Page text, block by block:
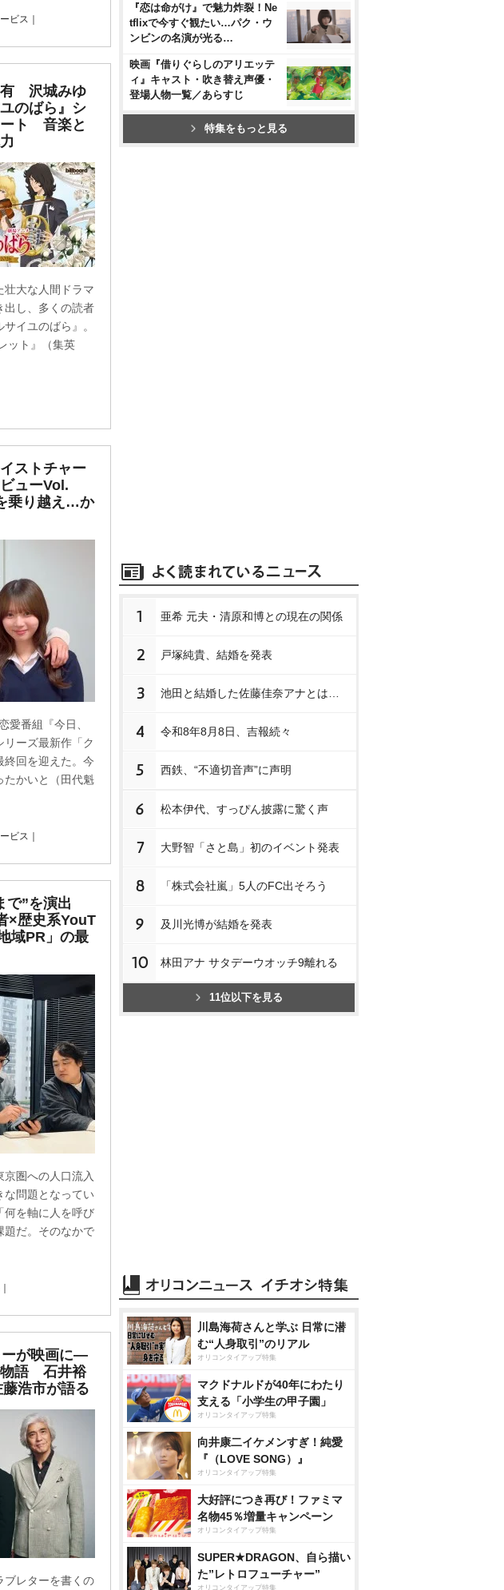
ビス｜
有 沢城みゆ
のばら』シ
ート 音楽と
壮大な人間ドラマ
出し、多くの読者
イユのばら』。
ット』（集英
ストチャー
ューVol.
乗り越え…か
愛番組『今日、
ーズ最新作「ク
終回を迎えた。今
たかいと（田代魁
ビス｜
で”を演出
×歴史系YouT
域PR」の最
圏への人口流入
な問題となってい
何を軸に人を呼び
題だ。そのなかで
ーが映画に―
物語 石井裕
浩市が語る
ブレターを書くの
『恋は命がけ』で魅力炸裂！Ne
tflixで今すぐ観たい…パク・ウ
ンビンの名演が光る…
映画『借りぐらしのアリエッテ
ィ』キャスト・吹き替え声優・
登場人物一覧／あらすじ
特集をもっと見る
1 亜希 元夫・清原和博との現在の関係
2 戸塚純貴、結婚を発表
3 池田と結婚した佐藤佳奈アナとは…
4 令和8年8月8日、吉報続々
5 西鉄、“不適切音声”に声明
6 松本伊代、すっぴん披露に驚く声
7 大野智「さと島」初のイベント発表
8 「株式会社嵐」5人のFC出そろう
9 及川光博が結婚を発表
10 林田アナ サタデーウオッチ9離れる
11位以下を見る
川島海荷さんと学ぶ 日常に潜
む“人身取引”のリアル
オリコンタイアップ特集
マクドナルドが40年にわたり
支える「小学生の甲子園」
オリコンタイアップ特集
向井康二イケメンすぎ！純愛
『（LOVE SONG）』
オリコンタイアップ特集
大好評につき再び！ファミマ
名物45％増量キャンペーン
オリコンタイアップ特集
SUPER★DRAGON、自ら描い
た”レトロフューチャー”
オリコンタイアップ特集